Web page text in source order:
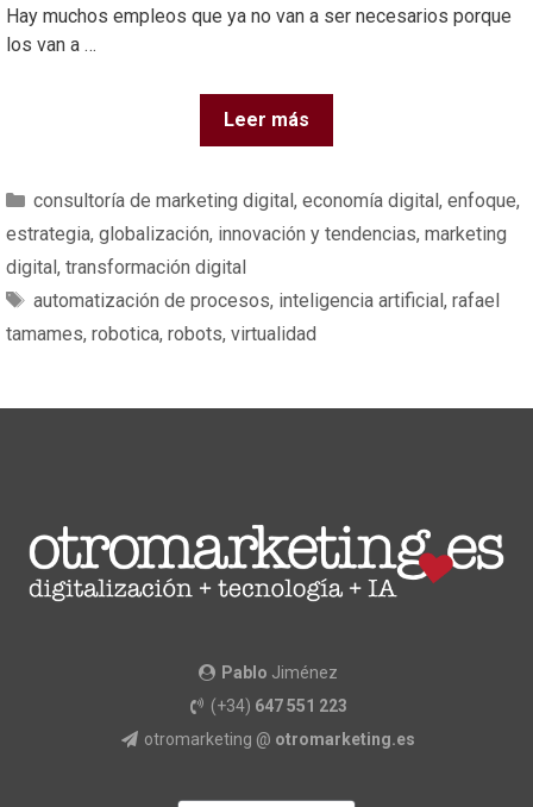
Hay muchos empleos que ya no van a ser necesarios porque
los van a …
Leer más
consultoría de marketing digital, economía digital, enfoque,
estrategia, globalización, innovación y tendencias, marketing
digital, transformación digital
automatización de procesos, inteligencia artificial, rafael
tamames, robotica, robots, virtualidad
Pablo Jiménez
(+34) 647 551 223
otromarketing @ otromarketing.es